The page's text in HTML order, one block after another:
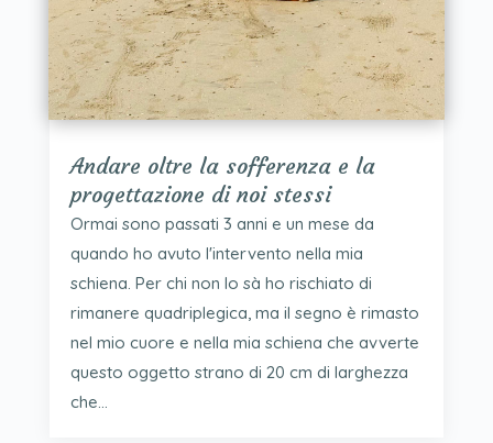
Andare oltre la sofferenza e la
progettazione di noi stessi
Ormai sono passati 3 anni e un mese da
quando ho avuto l'intervento nella mia
schiena. Per chi non lo sà ho rischiato di
rimanere quadriplegica, ma il segno è rimasto
nel mio cuore e nella mia schiena che avverte
questo oggetto strano di 20 cm di larghezza
che...